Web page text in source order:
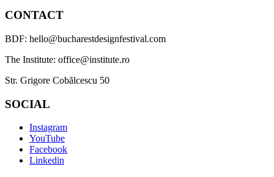
CONTACT
BDF: hello@bucharestdesignfestival.com
The Institute: office@institute.ro
Str. Grigore Cobălcescu 50
SOCIAL
Instagram
YouTube
Facebook
Linkedin